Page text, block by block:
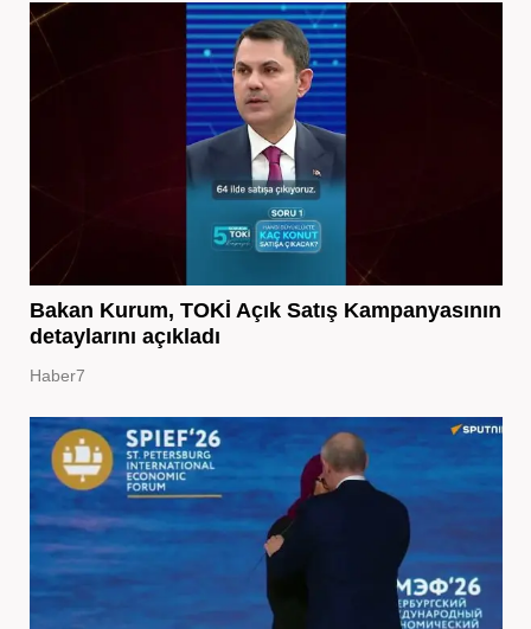
Bakan Kurum, TOKİ Açık Satış Kampanyasının
detaylarını açıkladı
Haber7